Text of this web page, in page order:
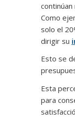
Como
solo el
dirigir su
Esto se
Esta
para